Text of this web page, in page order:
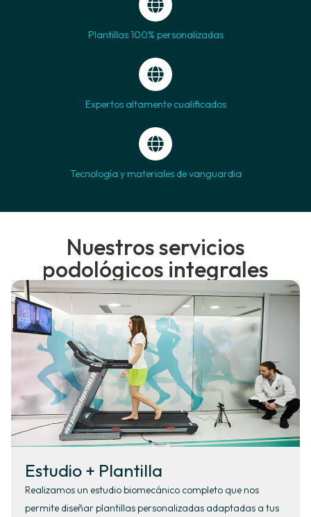
Plantillas 100% personalizadas
Expertos altamente cualificados
Tecnología y materiales de vanguardia
Nuestros servicios
podológicos integrales
Estudio + Plantilla
Realizamos un estudio biomecánico completo que nos
permite diseñar plantillas personalizadas adaptadas a tus